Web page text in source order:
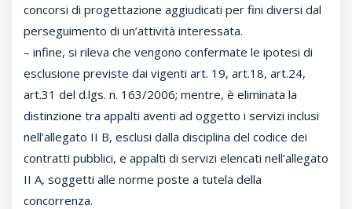
concorsi di progettazione aggiudicati per fini diversi dal
perseguimento di un’attività interessata.
– infine, si rileva che vengono confermate le ipotesi di
esclusione previste dai vigenti art. 19, art.18, art.24,
art.31 del d.lgs. n. 163/2006; mentre, è eliminata la
distinzione tra appalti aventi ad oggetto i servizi inclusi
nell’allegato II B, esclusi dalla disciplina del codice dei
contratti pubblici, e appalti di servizi elencati nell’allegato
II A, soggetti alle norme poste a tutela della
concorrenza.